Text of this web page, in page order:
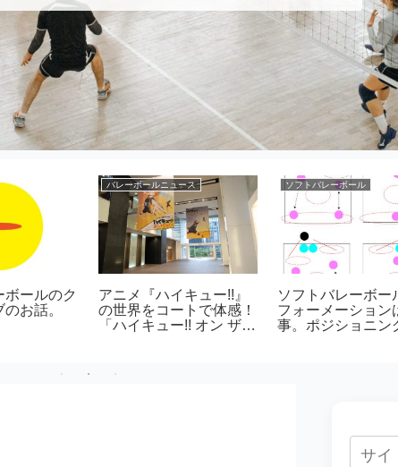
ボールのク
お話。
バレーボールニュース
アニメ『ハイキュー!!』
の世界をコートで体感！
「ハイキュー!! オン ザ
ソフトバレーボール
ソフトバレーボー
フォーメーション
事。ポジショニン